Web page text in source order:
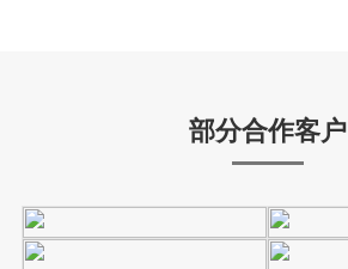
部分合作客户